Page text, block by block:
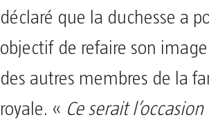
déclaré que la duchesse a
objectif de refaire son
des autres membres de la
royale. « Ce serait l’occasion